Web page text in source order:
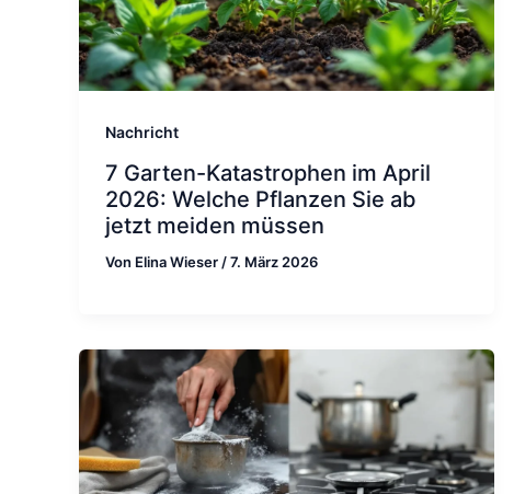
Nachricht
7 Garten-Katastrophen im April
2026: Welche Pflanzen Sie ab
jetzt meiden müssen
Von Elina Wieser /7. März 2026